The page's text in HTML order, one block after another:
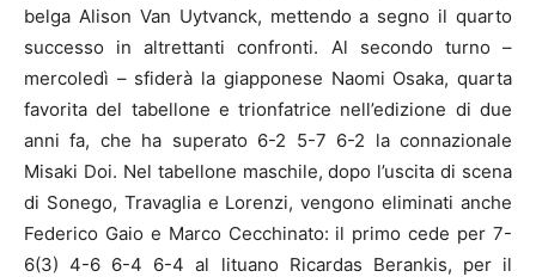
belga Alison Van Uytvanck, mettendo a segno il quarto
successo in altrettanti confronti. Al secondo turno –
mercoledì – sfiderà la giapponese Naomi Osaka, quarta
favorita del tabellone e trionfatrice nell’edizione di due
anni fa, che ha superato 6-2 5-7 6-2 la connazionale
Misaki Doi. Nel tabellone maschile, dopo l’uscita di scena
di Sonego, Travaglia e Lorenzi, vengono eliminati anche
Federico Gaio e Marco Cecchinato: il primo cede per 7-
6(3) 4-6 6-4 6-4 al lituano Ricardas Berankis, per il